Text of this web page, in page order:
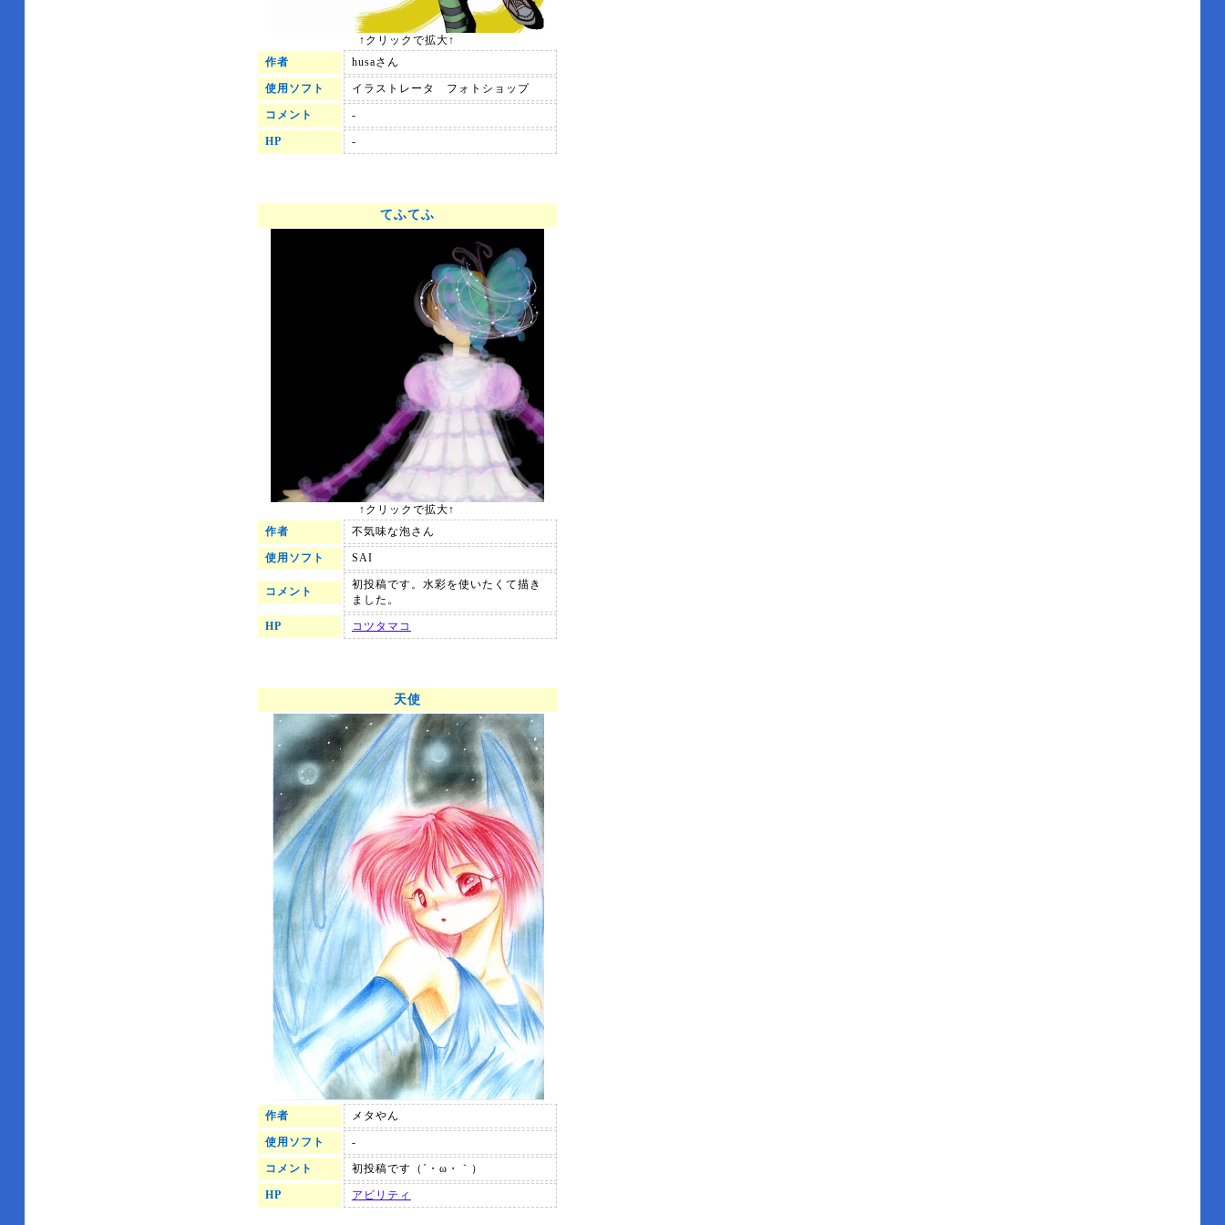
↑クリックで拡大↑
作者
husaさん
使用ソフト イラストレータ フォトショップ
コメント -
HP -
てふてふ
↑クリックで拡大↑
作者
不気味な泡さん
使用ソフト SAI
コメント
初投稿です。水彩を使いたくて描き
ました。
HP コツタマコ
天使
作者 メタやん
使用ソフト -
コメント 初投稿です（´・ω・｀）
HP アビリティ